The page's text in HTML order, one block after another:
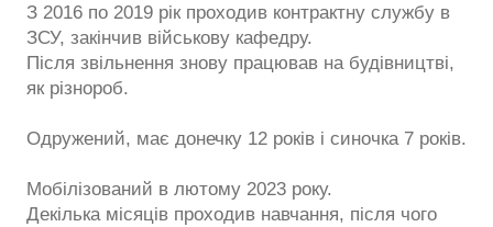
З 2016 по 2019 рік проходив контрактну службу в
ЗСУ, закінчив військову кафедру.
Після звільнення знову працював на будівництві,
як різнороб.
Одружений, має донечку 12 років і синочка 7 років.
Мобілізований в лютому 2023 року.
Декілька місяців проходив навчання, після чого